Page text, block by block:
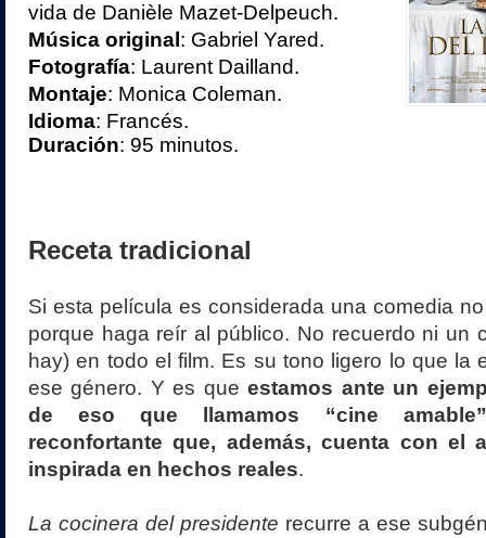
vida de Danièle Mazet-Delpeuch.
Música original : Gabriel Yared.
Fotografía: Laurent Dailland.
Montaje: Monica Coleman.
Idioma: Francés.
Duración: 95 minutos.
Receta tradicional
Si esta película es considerada una comedia
porque haga reír al público. No recuerdo ni un
hay) en todo el film. Es su tono ligero lo que la
ese género. Y es queestamos ante un
de eso que llamamos “cine
reconfortante que, además, cuenta con el
inspirada en hechos reales.
La cocinera del presidente recurre a ese